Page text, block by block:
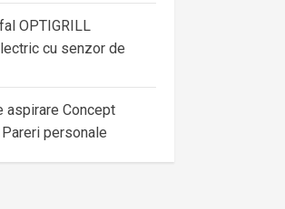
OPTIGRILL
cu senzor de
aspirare Concept
personale